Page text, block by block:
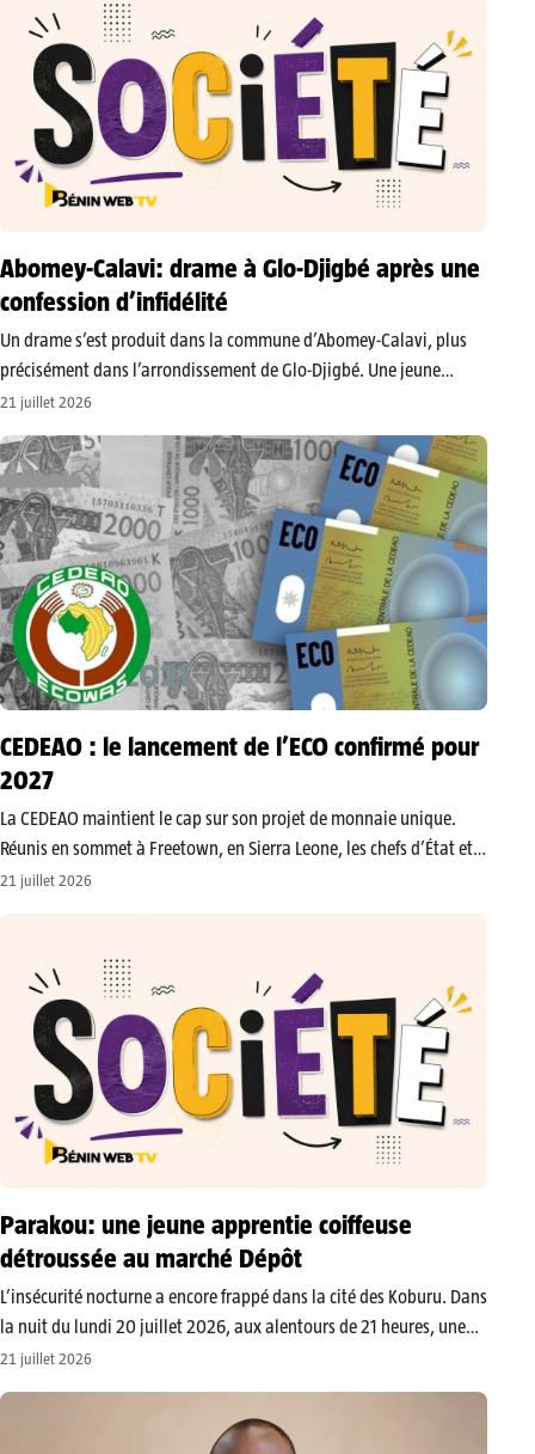
Abomey-Calavi: drame à Glo-Djigbé après une
confession d’infidélité
​Un drame s’est produit dans la commune d’Abomey-Calavi, plus
précisément dans l’arrondissement de Glo-Djigbé. Une jeune
femme âgée de 24 ans a été retrouvée sans vie à son domicile,
victime d’un suicide présumé. ​Selon les témoignages recueillis par
Peace FM…
21 juillet 2026
CEDEAO : le lancement de l’ECO confirmé pour
2027
La CEDEAO maintient le cap sur son projet de monnaie unique.
Réunis en sommet à Freetown, en Sierra Leone, les chefs d’État et
de gouvernement ont réaffirmé leur volonté de lancer l’ECO en
21 juillet 2026
Parakou: une jeune apprentie coiffeuse
détroussée au marché Dépôt
L’insécurité nocturne a encore frappé dans la cité des Koburu. Dans
la nuit du lundi 20 juillet 2026, aux alentours de 21 heures, une
jeune apprentie coiffeuse a été la cible d’un vol à l’arraché aux
21 juillet 2026